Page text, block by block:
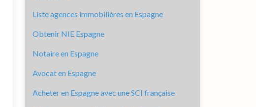
Liste agences immobilières en Espagne
Obtenir NIE Espagne
Notaire en Espagne
Avocat en Espagne
Acheter en Espagne avec une SCI française